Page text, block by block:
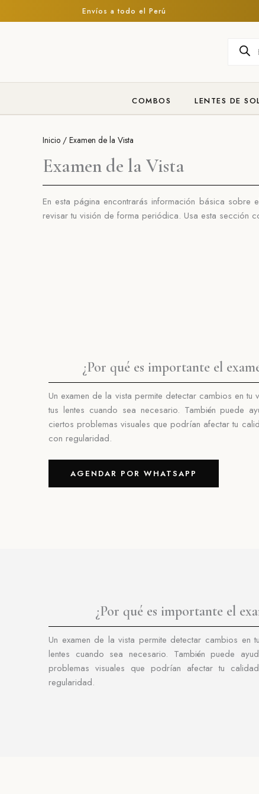
al
Envíos a todo el Perú
COMBOS LENTES DE
Inicio / Examen de la Vista
Examen de la Vista
En esta página encontrarás información básica sobre
revisar tu visión de forma periódica. Usa esta sección
¿Por qué es importante el
Un examen de la vista permite detectar cambios en tu
tus lentes cuando sea necesario. También puede
ciertos problemas visuales que podrían afectar tu
con regularidad.
AGENDAR POR WHATSAPP
¿Por qué es importante el
Un examen de la vista permite detectar cambios en
lentes cuando sea necesario. También puede
problemas visuales que podrían afectar tu
regularidad.